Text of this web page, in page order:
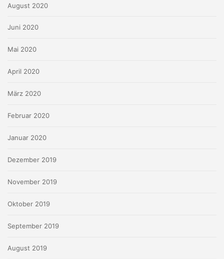
August 2020
Juni 2020
Mai 2020
April 2020
März 2020
Februar 2020
Januar 2020
Dezember 2019
November 2019
Oktober 2019
September 2019
August 2019